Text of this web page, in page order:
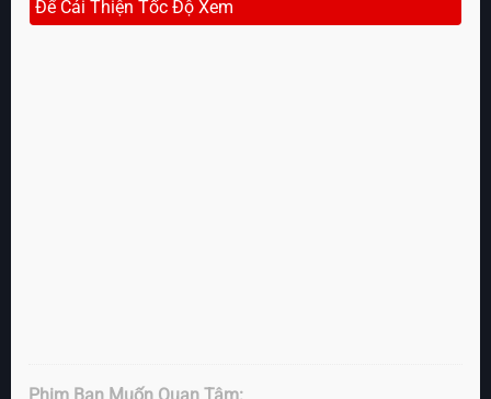
Để Cải Thiện Tốc Độ Xem